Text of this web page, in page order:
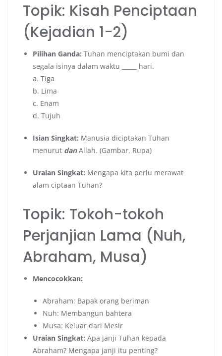
Topik: Kisah Penciptaan
(Kejadian 1-2)
Pilihan Ganda: Tuhan menciptakan bumi dan
segala isinya dalam waktu _____ hari.
a. Tiga
b. Lima
c. Enam
d. Tujuh
Isian Singkat: Manusia diciptakan Tuhan
menurut danAllah. (Gambar, Rupa)
Uraian Singkat: Mengapa kita perlu merawat
alam ciptaan Tuhan?
Topik: Tokoh-tokoh
Perjanjian Lama (Nuh,
Abraham, Musa)
Mencocokkan:
Abraham: Bapak orang beriman
Nuh: Membangun bahtera
Musa: Keluar dari Mesir
Uraian Singkat: Apa janji Tuhan kepada
Abraham? Mengapa janji itu penting?